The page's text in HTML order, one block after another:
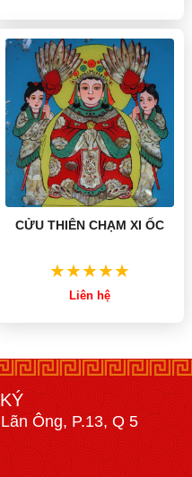
CỬU THIÊN CHẠM XI ỐC
Liên hệ
Ông, P.13, Q 5